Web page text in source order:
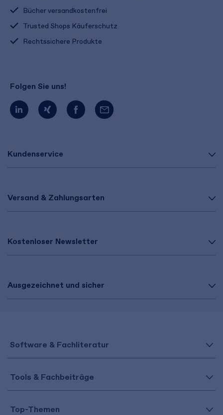
Kundenservice
Versand & Zahlungsarten
Kostenloser Newsletter
Ausgezeichnet und sicher
Bücher versandkostenfrei
Trusted Shops Käuferschutz
Rechtssichere Produkte
Folgen Sie uns!
Software & Fachliteratur
Tools & Fachbeiträge
Top-Themen